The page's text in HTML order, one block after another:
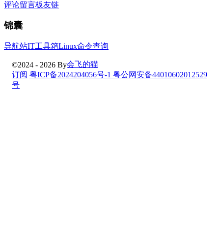
评论留言板友链
锦囊
导航站IT工具箱Linux命令查询
©2024 - 2026 By会飞的猫
订阅 粤ICP备2024204056号-1 粤公网安备44010602012529
号